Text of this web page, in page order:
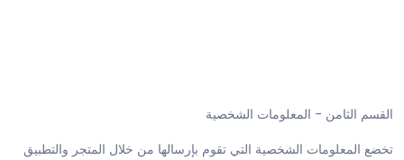
القسم الثامن - المعلومات الشخصية
تخضع المعلومات الشخصية التي تقوم بإرسالها من خلال المتجر والتطبيق